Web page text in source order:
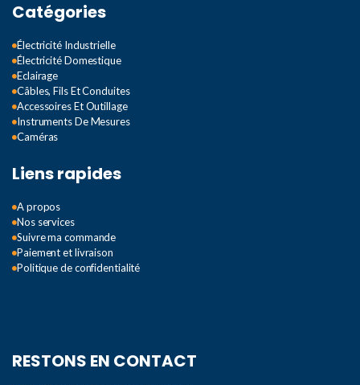
Catégories
Électricité Industrielle
Électricité Domestique
Eclairage
Câbles, Fils Et Conduites
Accessoires Et Outillage
Instruments De Mesures
Caméras
Liens rapides
A propos
Nos services
Suivre ma commande
Paiement et livraison
Politique de confidentialité
RESTONS EN CONTACT